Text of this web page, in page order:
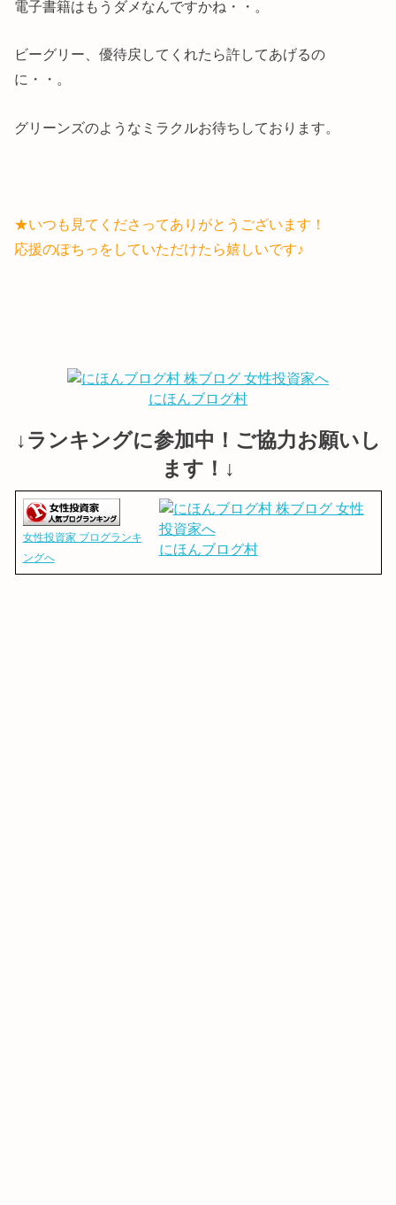
電子書籍はもうダメなんですかね・・。
ビーグリー、優待戻してくれたら許してあげるの
に・・。
グリーンズのようなミラクルお待ちしております。
★いつも見てくださってありがとうございます！
応援のぽちっをしていただけたら嬉しいです♪
にほんブログ村
↓ランキングに参加中！ご協力お願いし
ます！↓
女性投資家 ブログランキ
ングへ
にほんブログ村